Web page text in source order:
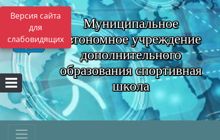
Версия сайта
для
слабовидящих
Муниципальное
автономное учреждение
дополнительного
образования спортивная
школа